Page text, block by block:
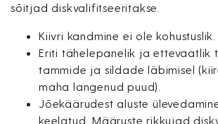
sõitjad diskvalifitseeritakse.
Kiivri kandmine ei ole kohustuslik.
Eriti tähelepanelik ja ettevaatlik
tammide ja sildade läbimisel
maha langenud puud).
Jõekäärudest aluste
keelatud. Määruste rikkujad